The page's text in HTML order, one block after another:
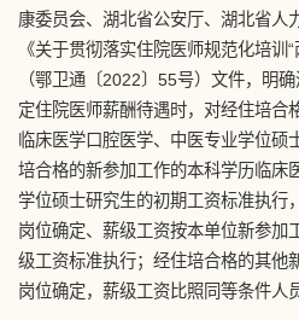
康委员会、湖北省公安厅、湖北省人
《关于贯彻落实住院医师规范化培训
（鄂卫通〔2022〕55号）文件，明
定住院医师薪酬待遇时，对经住培合
临床医学口腔医学、中医专业学位
培合格的新参加工作的本科学历临床
学位硕士研究生的初期工资标准执行
岗位确定、薪级工资按本单位新参加
级工资标准执行；经住培合格的其他
岗位确定，薪级工资比照同等条件人